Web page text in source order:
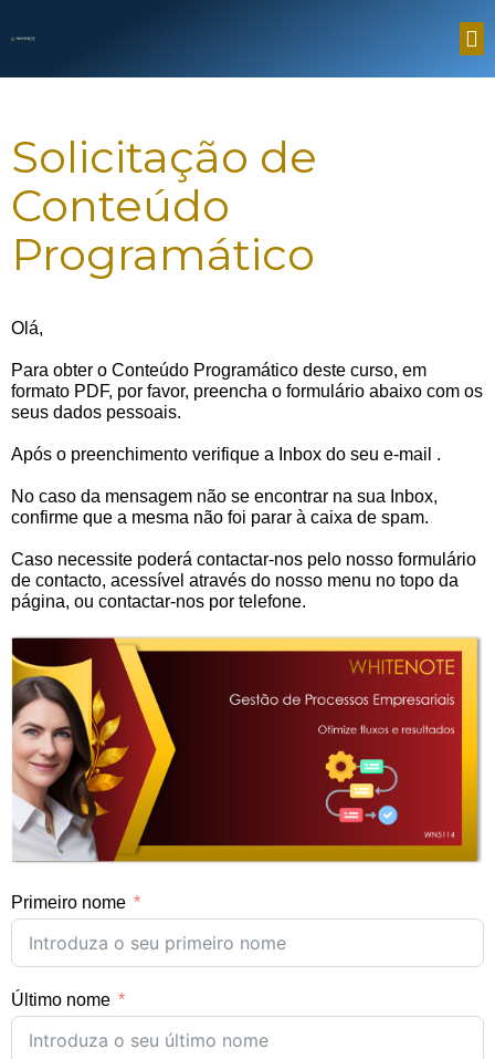
Solicitação de
Conteúdo
Programático
Olá,
Para obter o Conteúdo Programático deste curso, em
formato PDF, por favor, preencha o formulário abaixo com os
seus dados pessoais.
Após o preenchimento verifique a Inbox do seu e-mail .
No caso da mensagem não se encontrar na sua Inbox,
confirme que a mesma não foi parar à caixa de spam.
Caso necessite poderá contactar-nos pelo nosso formulário
de contacto, acessível através do nosso menu no topo da
página, ou contactar-nos por telefone.
Primeiro nome
Último nome